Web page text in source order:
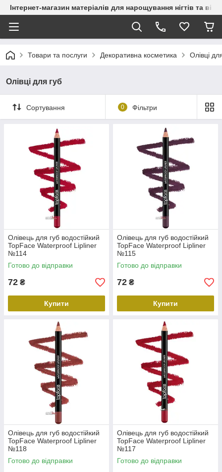
Інтернет-магазин матеріалів для нарощування нігтів та вій
Товари та послуги Декоративна косметика Олівці
Олівці для губ
Сортування 0 Фільтри
Олівець для губ водостійкий
TopFace Waterproof Lipliner
№114
Готово до відправки
72 ₴
Купити
Олівець для губ водостійкий
TopFace Waterproof Lipliner
№115
Готово до відправки
72 ₴
Купити
Олівець для губ водостійкий
TopFace Waterproof Lipliner
№118
Готово до відправки
Олівець для губ водостійкий
TopFace Waterproof Lipliner
№117
Готово до відправки